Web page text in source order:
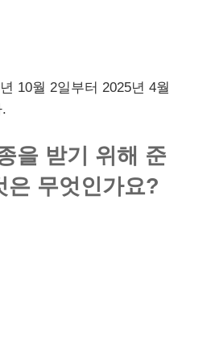
10월 2일부터 2025년 4월
을 받기 위해 준
은 무엇인가요?